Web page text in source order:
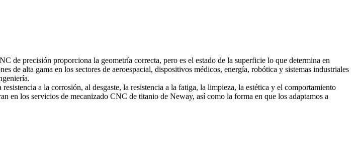
de precisión proporciona la geometría correcta, pero es el estado de la superficie lo que determina en
de alta gama en los sectores de aeroespacial, dispositivos médicos, energía, robótica y sistemas industriales
a la corrosión, al desgaste, la resistencia a la fatiga, la limpieza, la estética y el comportamiento
en los servicios de mecanizado CNC de titanio de Neway, así como la forma en que los adaptamos a